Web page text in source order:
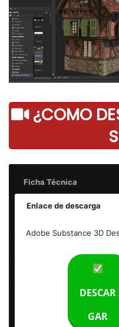
¿COMO
Ficha Técnica
Enlace de descarga
Adobe Substance 3D
DESCAR
GAR